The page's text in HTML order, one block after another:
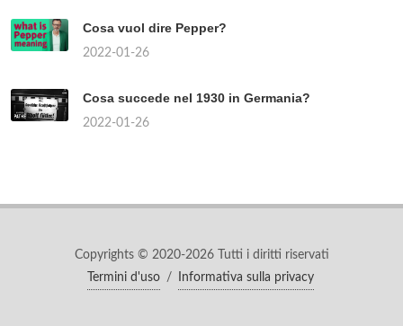
Cosa vuol dire Pepper?
2022-01-26
Cosa succede nel 1930 in Germania?
2022-01-26
Copyrights © 2020-2026 Tutti i diritti riservati
Termini d'uso
/ Informativa sulla privacy